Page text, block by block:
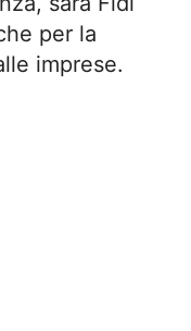
per la
imprese.